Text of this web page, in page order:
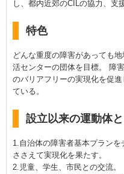
し、都内近郊のCILの協力、支
特色
どんな重度の障害があっても
活センターの団体を目標。 障
のバリアフリーの実現化を促
ている。
設立以来の運動体
1.自治体の障害者基本プラン
ささえて実現化を果たす。
2.児童、学生、市民との交流。